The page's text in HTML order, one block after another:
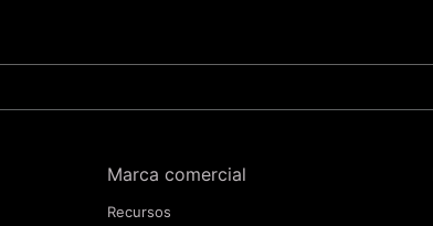
Marca comercial
Recursos